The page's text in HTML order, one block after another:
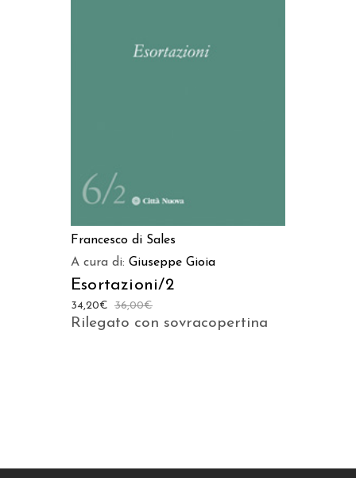
AGGIUNGI AL CARRELLO
Francesco di Sales
A cura di: Giuseppe Gioia
Esortazioni/2
36,00€
34,20€
Rilegato con sovracopertina